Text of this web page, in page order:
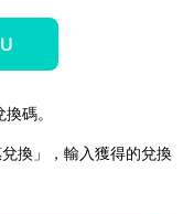
碼。
換」，輸入獲得的兌換